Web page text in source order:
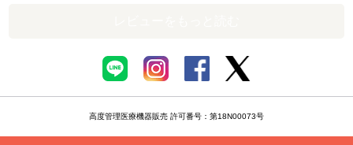
高度管理医療機器販売 許可番号：第18N00073号